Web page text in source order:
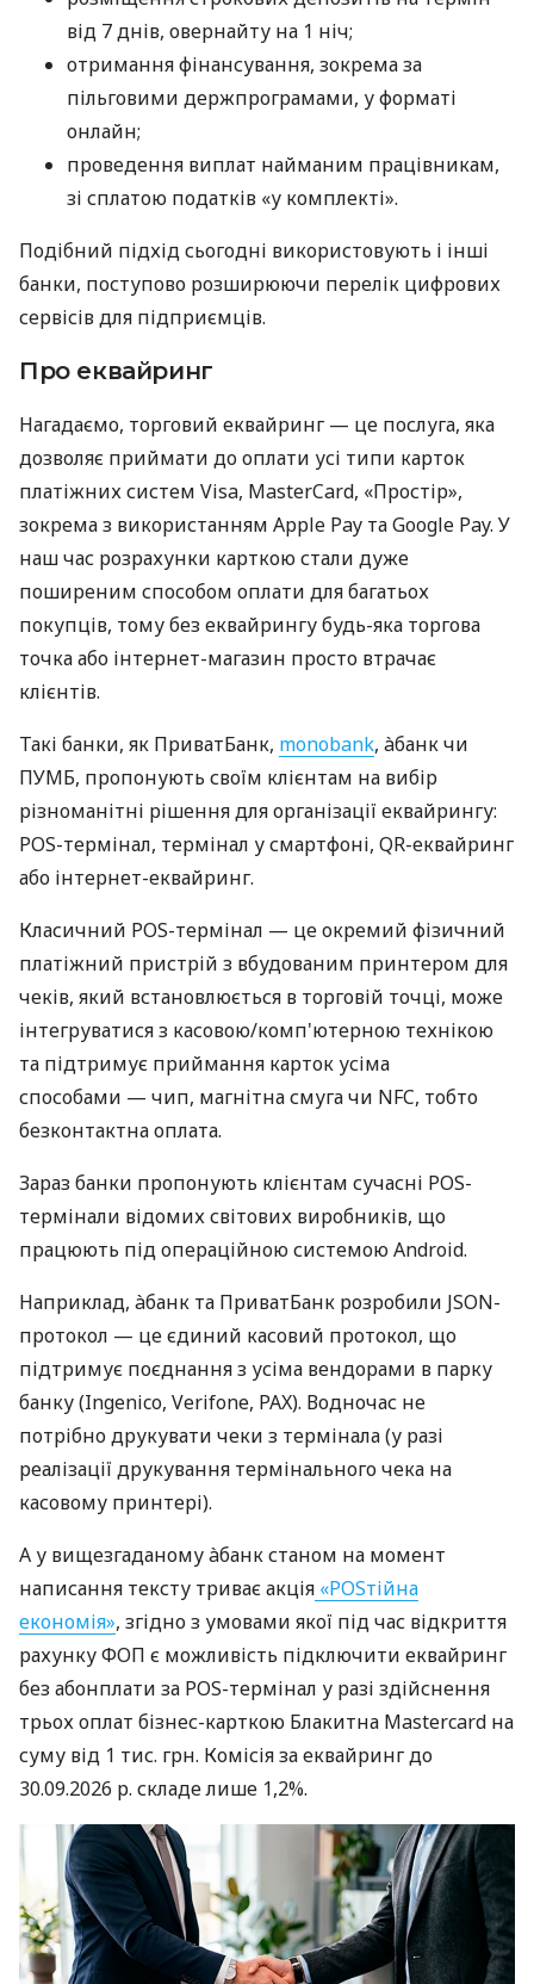
від 7 днів, овернайту на 1 ніч;
отримання фінансування, зокрема за
пільговими держпрограмами, у форматі
онлайн;
проведення виплат найманим працівникам,
зі сплатою податків «у комплекті».
Подібний підхід сьогодні використовують і інші
банки, поступово розширюючи перелік цифрових
сервісів для підприємців.
Про еквайринг
Нагадаємо, торговий еквайринг — це послуга, яка
дозволяє приймати до оплати усі типи карток
платіжних систем Visa, MasterCard, «Простір»,
зокрема з використанням Apple Pay та Google Pay. У
наш час розрахунки карткою стали дуже
поширеним способом оплати для багатьох
покупців, тому без еквайрингу будь-яка торгова
точка або інтернет-магазин просто втрачає
клієнтів.
Такі банки, як ПриватБанк, monobank, àбанк чи
ПУМБ, пропонують своїм клієнтам на вибір
різноманітні рішення для організації еквайрингу:
POS-термінал, термінал у смартфоні, QR-еквайринг
або інтернет-еквайринг.
Класичний POS-термінал — це окремий фізичний
платіжний пристрій з вбудованим принтером для
чеків, який встановлюється в торговій точці, може
інтегруватися з касовою/комп'ютерною технікою
та підтримує приймання карток усіма
способами — чип, магнітна смуга чи NFC, тобто
безконтактна оплата.
Зараз банки пропонують клієнтам сучасні POS-
термінали відомих світових виробників, що
працюють під операційною системою Android.
Наприклад, àбанк та ПриватБанк розробили JSON-
протокол — це єдиний касовий протокол, що
підтримує поєднання з усіма вендорами в парку
банку (Ingenico, Verifone, PAX). Водночас не
потрібно друкувати чеки з термінала (у разі
реалізації друкування термінального чека на
касовому принтері).
А у вищезгаданому àбанк станом на момент
написання тексту триває акція «POSтійна
економія», згідно з умовами якої під час відкриття
рахунку ФОП є можливість підключити еквайринг
без абонплати за POS-термінал у разі здійснення
трьох оплат бізнес-карткою Блакитна Mastercard на
суму від 1 тис. грн. Комісія за еквайринг до
30.09.2026 р. складе лише 1,2%.